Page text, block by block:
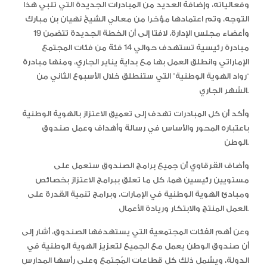
وفعالياته، وإضافة العديد من المبادرات الجديدة التي تلبي هذا
التوجه، وتم اعتمادها مؤخرا من معالي الشيخ نهيان بن مبارك
وأعضاء مجلس الإدارة، لافتا إلى أن الخطة الجديدة تتضمن 19
مبادرة رئيسية تستهدف حوالي 14 فئة من فئات المجتمع
الإماراتي وانطلق العمل بها مع بداية يناير الجاري، ومنها مبادرة
“رواد الهوية الوطنية” التي ستنطلق خلال الأسبوع الثاني من
الشهر الجاري.
وأكد أن كل المبادرات تهدف إلى تعميق الاعتزاز بالهوية الوطنية
باعتباره المحور والأساس في رسالة وأهداف وعمل صندوق
الوطن.
وأضاف القرقاوي أن جميع برامج الصندوق ستعمل على
مستويين رئيسين هما، كل ما تعلق ببرامج الاعتزاز بخصائص
ومبادئ الهوية الوطنية في الإمارات، وبرامج تنمية القدرة على
العمل المنتج والابتكار وريادة الأعمال.
وعن أهم الفئات المجتمعية التي يستهدفها الصندوق، أشار إلى
أن صندوق الوطن يعمل مع الجميع لتعزيز الهوية الوطنية في
الدولة، ويشمل ذلك كل قطاعات المُجتمع وعلى رأسها المدارس